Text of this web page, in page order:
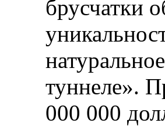
брусчатки
туннеле».
000 000